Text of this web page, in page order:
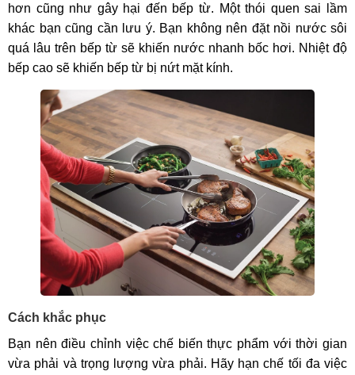
hơn cũng như gây hại đến bếp từ. Một thói quen sai lầm
khác bạn cũng cần lưu ý. Bạn không nên đặt nồi nước sôi
quá lâu trên bếp từ sẽ khiến nước nhanh bốc hơi. Nhiệt độ
bếp cao sẽ khiến bếp từ bị nứt mặt kính.
Cách khắc phục
Bạn nên điều chỉnh việc chế biến thực phẩm với thời gian
vừa phải và trọng lượng vừa phải. Hãy hạn chế tối đa việc